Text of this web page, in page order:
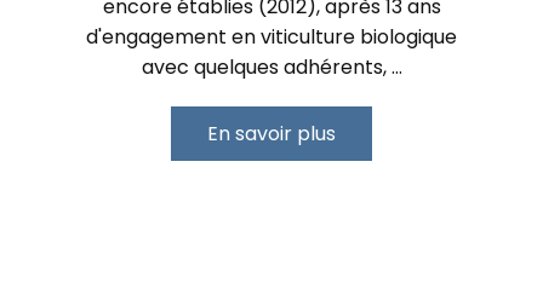
encore établies (2012), après 13 ans
d'engagement en viticulture biologique
avec quelques adhérents, …
En savoir plus